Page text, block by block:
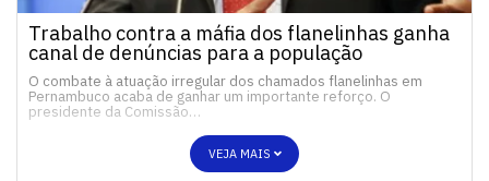
Trabalho contra a máfia dos flanelinhas ganha
canal de denúncias para a população
O combate à atuação irregular dos chamados flanelinhas em
Pernambuco acaba de ganhar um importante reforço. O
presidente da Comissão…
VEJA MAIS